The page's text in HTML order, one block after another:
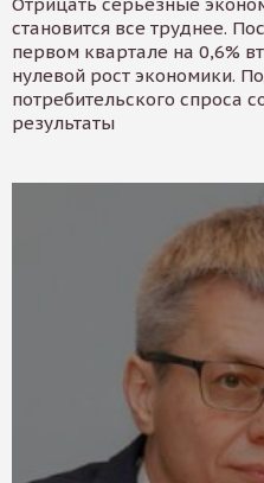
Отрицать серьезные
становится все труднее.
первом квартале на 0,6%
нулевой рост экономики.
потребительского спроса
результаты